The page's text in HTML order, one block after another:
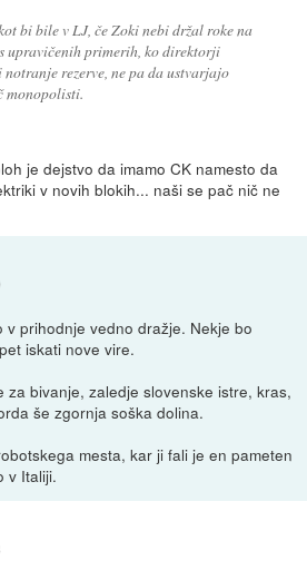
bi bile v LJ, če Zoki nebi držal roke na
upravičenih primerih, ko direktorji
rezerve, ne pa da ustvarjajo
monopolisti.
je dejstvo da imamo CK namesto da
v novih blokih... naši se pač nič ne
prihodnje vedno dražje. Nekje bo
iskati nove vire.
za bivanje, zaledje slovenske istre, kras,
še zgornja soška dolina.
mesta, kar ji fali je en pameten
v Italiji.